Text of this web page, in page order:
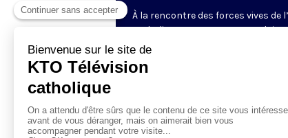
À la rencontre des forces vives de
catholique en France et en
semaine, un évêque est reçu par
Grasset pour remettre en
et l’actualité de son diocèse.
l’Evangile est-il concrètement
Reportages et interviews
échange franc et direct.